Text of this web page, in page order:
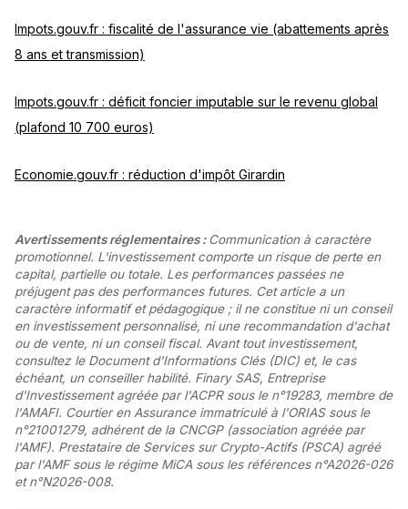
Impots.gouv.fr : fiscalité de l'assurance vie (abattements après
8 ans et transmission)
Impots.gouv.fr : déficit foncier imputable sur le revenu global
(plafond 10 700 euros)
Economie.gouv.fr : réduction d'impôt Girardin
Avertissements réglementaires : Communication à caractère
promotionnel. L'investissement comporte un risque de perte en
capital, partielle ou totale. Les performances passées ne
préjugent pas des performances futures. Cet article a un
caractère informatif et pédagogique ; il ne constitue ni un conseil
en investissement personnalisé, ni une recommandation d'achat
ou de vente, ni un conseil fiscal. Avant tout investissement,
consultez le Document d'Informations Clés (DIC) et, le cas
échéant, un conseiller habilité. Finary SAS, Entreprise
d'Investissement agréée par l'ACPR sous le n°19283, membre de
l'AMAFI. Courtier en Assurance immatriculé à l'ORIAS sous le
n°21001279, adhérent de la CNCGP (association agréée par
l'AMF). Prestataire de Services sur Crypto-Actifs (PSCA) agréé
par l'AMF sous le régime MiCA sous les références n°A2026-026
et n°N2026-008.